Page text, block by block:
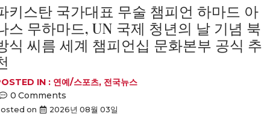
키스탄 국가대표 무술 챔피언 하마드 아
스 무하마드, UN 국제 청년의 날 기념 북
식 씨름 세계 챔피언십 문화본부 공식 추
IN : 연예/스포츠, 전국뉴스
0 Comments
on 2026년 08월 03일